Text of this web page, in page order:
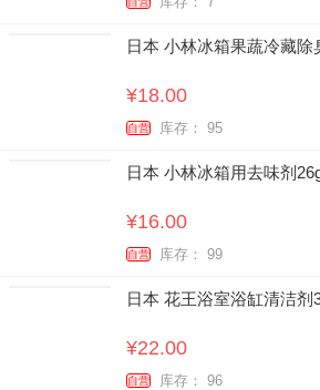
日本 小林冰箱果蔬冷藏除
¥18.00
自营 库存： 95
日本 小林冰箱用去味剂
¥16.00
自营 库存： 99
日本 花王浴室浴缸清洁剂
¥22.00
自营 库存： 96